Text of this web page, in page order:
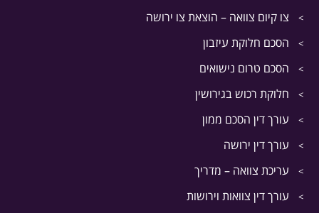
צו קיום צוואה – הוצאת צו ירושה
הסכם חלוקת עיזבון
הסכם טרום נישואים
חלוקת רכוש בגירושין
עורך דין הסכם ממון
עורך דין ירושה
עריכת צוואה – מדריך
עורך דין צוואות וירושות